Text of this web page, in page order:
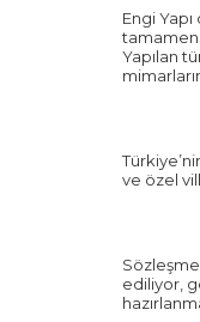
Engi
tamamen
Yapılan
ve özel
ediliyor,